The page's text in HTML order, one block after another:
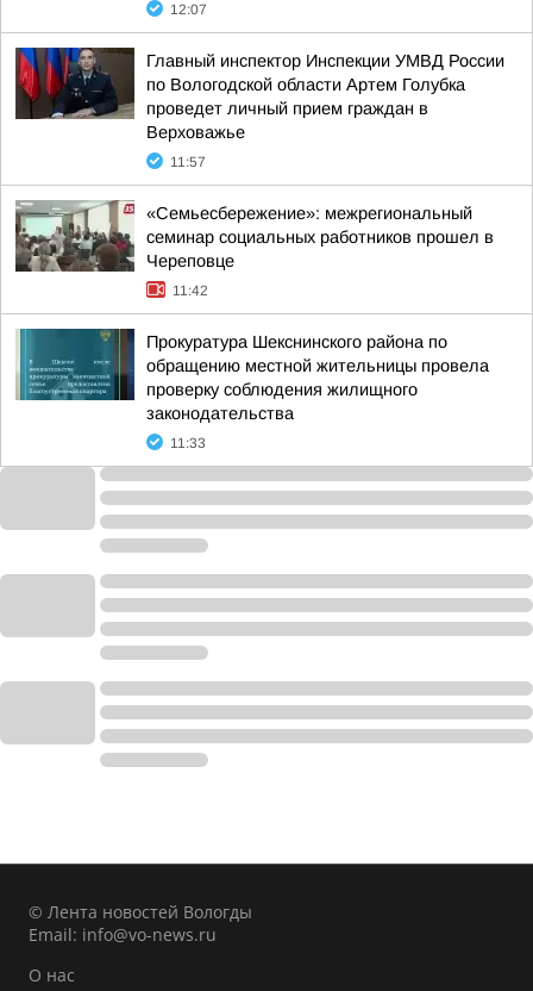
12:07
Главный инспектор Инспекции УМВД России
по Вологодской области Артем Голубка
проведет личный прием граждан в
Верховажье
11:57
«Семьесбережение»: межрегиональный
семинар социальных работников прошел в
Череповце
11:42
Прокуратура Шекснинского района по
обращению местной жительницы провела
проверку соблюдения жилищного
законодательства
11:33
© Лента новостей Вологды
Email: info@vo-news.ru
О нас